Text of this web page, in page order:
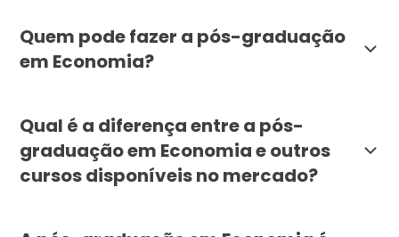
Quem pode fazer a pós-graduação
em Economia?
Qual é a diferença entre a pós-
graduação em Economia e outros
cursos disponíveis no mercado?